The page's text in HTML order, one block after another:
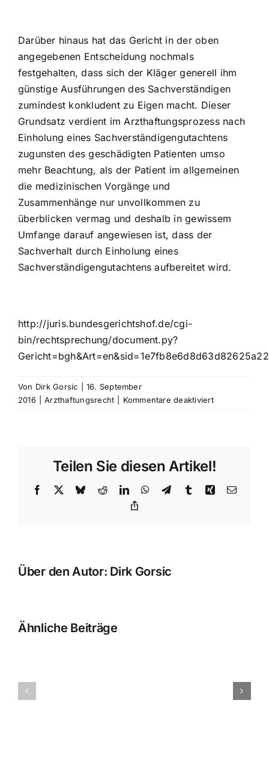
Darüber hinaus hat das Gericht in der oben
angegebenen Entscheidung nochmals
festgehalten, dass sich der Kläger generell ihm
günstige Ausführungen des Sachverständigen
zumindest konkludent zu Eigen macht. Dieser
Grundsatz verdient im Arzthaftungsprozess nach
Einholung eines Sachverständigengutachtens
zugunsten des geschädigten Patienten umso
mehr Beachtung, als der Patient im allgemeinen
die medizinischen Vorgänge und
Zusammenhänge nur unvollkommen zu
überblicken vermag und deshalb in gewissem
Umfange darauf angewiesen ist, dass der
Sachverhalt durch Einholung eines
Sachverständigengutachtens aufbereitet wird.
http://juris.bundesgerichtshof.de/cgi-
bin/rechtsprechung/document.py?
Von Dirk Gorsic
16. September
2016
Arzthaftungsrecht Kommentare deaktiviertfür
16.09.2016
Teilen Sie diesen Artikel!
Facebook BlueskyRedditLinkedInWhatsApp
TelegramTumblrXing E-
Über den Autor: Dirk Gorsic
Ähnliche Beiträge